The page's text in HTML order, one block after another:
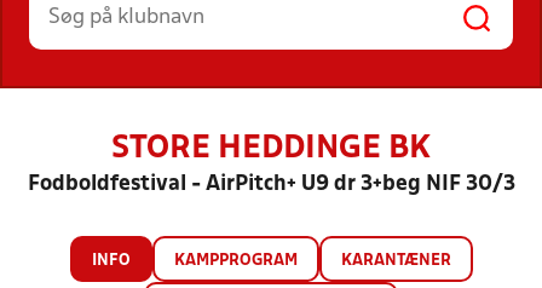
STORE HEDDINGE BK
Fodboldfestival - AirPitch+ U9 dr 3+beg NIF 30/3
INFO KAMPPROGRAM KARANTÆNER